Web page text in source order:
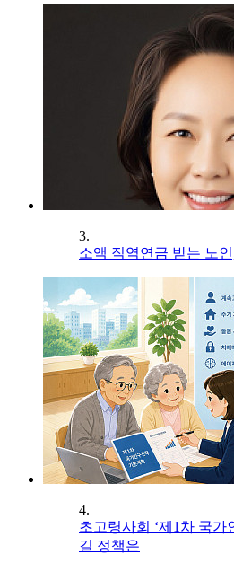
3.
소액 직역연금 받는 노
4.
초고령사회 ‘제1차 국가
길 정책은